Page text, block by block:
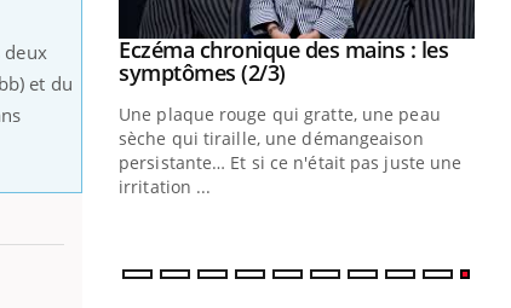
deux
et du
: au
quotidien
Youtube
Eczéma chronique des mains : les
symptômes (2/3)Youtube
Une plaque rouge qui gratte, une peau
sèche qui tiraille, une démangeaison
persistante… Et si ce n'était pas juste une
irritation ...